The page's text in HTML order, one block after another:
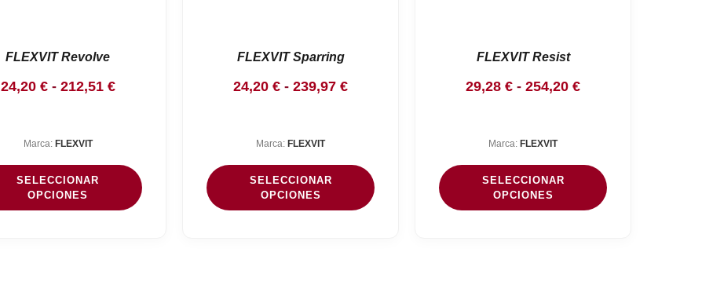
FLEXVIT Revolve
24,20 € - 212,51 €Rango
24,20 €
hasta
212,51 €
Marca: FLEXVIT
SELECCIONAR
OPCIONES
FLEXVIT Sparring
24,20€ - 239,97€Rango
24,20 €
hasta
239,97 €
Marca:FLEXVIT
SELECCIONAR
OPCIONES
FLEXVIT Resist
29,28€ - 254,20€Rango
29,28 €
hasta
254,20 €
Marca:FLEXVIT
SELECCIONAR
OPCIONES